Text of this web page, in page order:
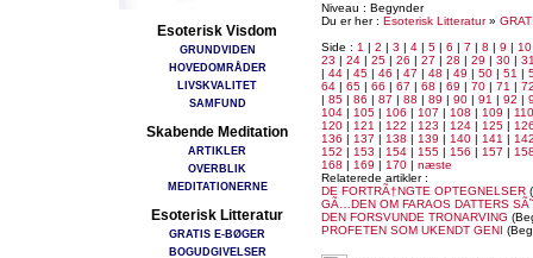
Esoterisk Visdom
GRUNDVIDEN
HOVEDOMRÅDER
LIVSKVALITET
SAMFUND
Skabende Meditation
ARTIKLER
OVERBLIK
MEDITATIONERNE
Esoterisk Litteratur
GRATIS E-BØGER
BOGUDGIVELSER
Niveau : Begynder
Du er her : Esoterisk Litteratur»
Side : 1 | 2 | 3 | 4 | 5 | 6 | 7 | 8 | 9 | 10
23 | 24 | 25 | 26 | 27 | 28 | 29 | 30 |
| 44 | 45 | 46 | 47 | 48 | 49 | 50 | 51 |
64 | 65 | 66 | 67 | 68 | 69 | 70 | 71 |
| 85 | 86 | 87 | 88 | 89 | 90 | 91 | 92 |
104 | 105 | 106 | 107 | 108 | 109 | 110
120 | 121 | 122 | 123 | 124 | 125 |
136 | 137 | 138 | 139 | 140 | 141 |
152 | 153 | 154 | 155 | 156 | 157 |
168 | 169 | 170 | næste
Relaterede artikler :
DE FORTRÃ†NGTE OPTEGNELSER
GÃ…DEN OM FARAOS DATTERS
DEN FORSVUNDE TRONARVING
PROFETEN SOM UKENDT GENI